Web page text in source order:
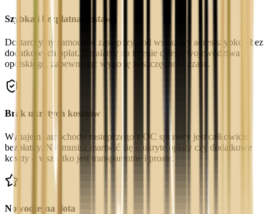
Szybka i bezpłatna dostawa
Dostarczymy samochód zastępczy pod wskazany adres szybko i bez
dodatkowych opłat. Działamy na terenie całego województwa
opolskiego, zapewniając wygodę i oszczędność czasu.
Brak ukrytych kosztów
Wynajem samochodu zastępczego z OC sprawcy jest całkowicie
bezpłatny. Nie musisz martwić się o ukryte opłaty czy dodatkowe
koszty – wszystko jest transparentne i proste.
Nowoczesna flota